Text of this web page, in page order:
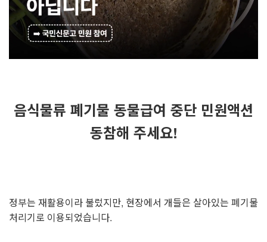
음식물류 폐기물 동물급여 중단 민원액션
동참해 주세요!
정부는 재활용이라 불렀지만, 현장에서 개들은 살아있는 폐기물
처리기로 이용되었습니다.